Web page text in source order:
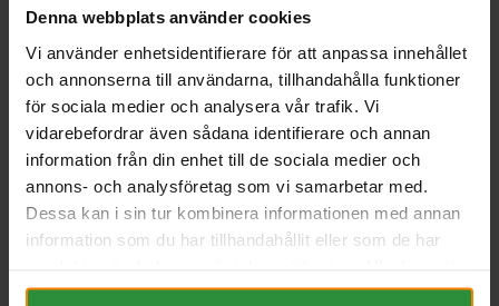
Denna webbplats använder cookies
Vi använder enhetsidentifierare för att anpassa innehållet
och annonserna till användarna, tillhandahålla funktioner
för sociala medier och analysera vår trafik. Vi
vidarebefordrar även sådana identifierare och annan
information från din enhet till de sociala medier och
annons- och analysföretag som vi samarbetar med.
Dessa kan i sin tur kombinera informationen med annan
information som du har tillhandahållit eller som de har
om "Cookies" och ditt val finner du på vår Cookie sida
Artikelgrupp:FRITID
BESKRIVNING
Tillbaka